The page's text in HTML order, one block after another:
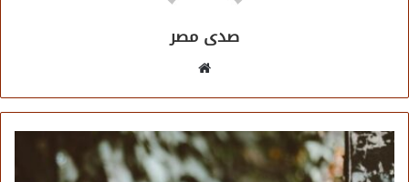
صدى مصر